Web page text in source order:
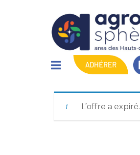
ADHÉRER
L’offre a expiré.